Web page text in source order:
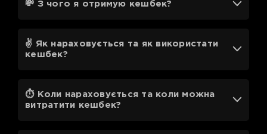
💸 З чого я отримую кешбек?
✌️ Як нараховується та як використати
кешбек?
⏱ Коли нараховується та коли можна
витратити кешбек?